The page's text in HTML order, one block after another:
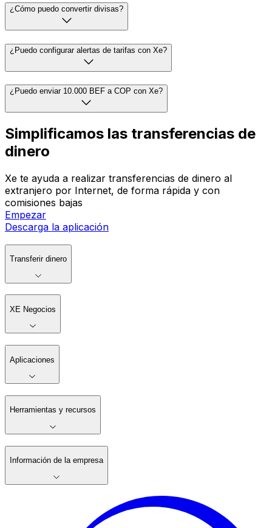
¿Cómo puedo convertir divisas?
¿Puedo configurar alertas de tarifas con Xe?
¿Puedo enviar 10.000 BEF a COP con Xe?
Simplificamos las transferencias de
dinero
Xe te ayuda a realizar transferencias de dinero al
extranjero por Internet, de forma rápida y con
comisiones bajas
Empezar
Descarga la aplicación
Transferir dinero
XE Negocios
Aplicaciones
Herramientas y recursos
Información de la empresa